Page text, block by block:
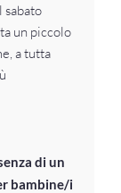
sabato
un piccolo
a tutta
di un
bambine/i